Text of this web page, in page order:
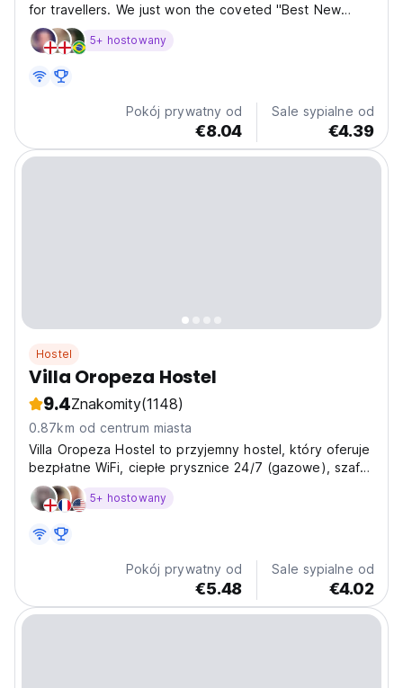
for travellers. We just won the coveted "Best New
Hostel in South America" Award in the HOSCARS! Holis
aims to combine the excitement of meeting fellow
5+ hostowany
Pokój prywatny od
€8.04
Sale sypialne od
€4.39
Hostel
Villa Oropeza Hostel
9.4Znakomity(1148)
0.87km od centrum miasta
Villa Oropeza Hostel to przyjemny hostel, który oferuje
bezpłatne WiFi, ciepłe prysznice 24/7 (gazowe), szafki
w pokojach wieloosobowych i pokój na bagaże.
5+ hostowany
Pokój prywatny od
€5.48
Sale sypialne od
€4.02